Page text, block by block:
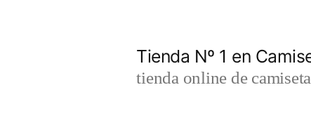
Tienda Nº 1 en
tienda online de